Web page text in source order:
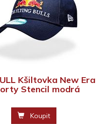
Kšiltovka New Era
Stencil modrá
Koupit